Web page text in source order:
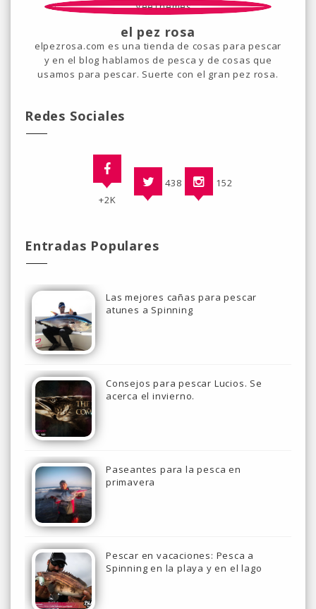
el pez rosa
elpezrosa.com es una tienda de cosas para pescar
y en el blog hablamos de pesca y de cosas que
usamos para pescar. Suerte con el gran pez rosa.
Redes Sociales
+2K
438 152
Entradas Populares
Las mejores cañas para pescar
atunes a Spinning
Consejos para pescar Lucios. Se
acerca el invierno.
Paseantes para la pesca en
primavera
Pescar en vacaciones: Pesca a
Spinning en la playa y en el lago